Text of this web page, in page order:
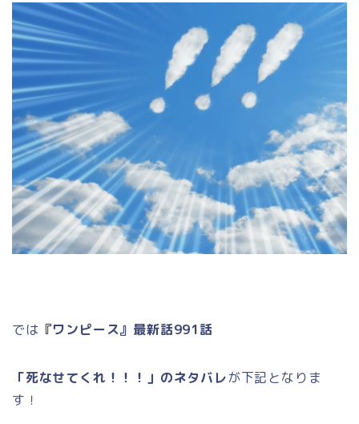
では 『ワンピース』最新話991話
「死なせてくれ！！！」のネタバレが下記となりま
す！